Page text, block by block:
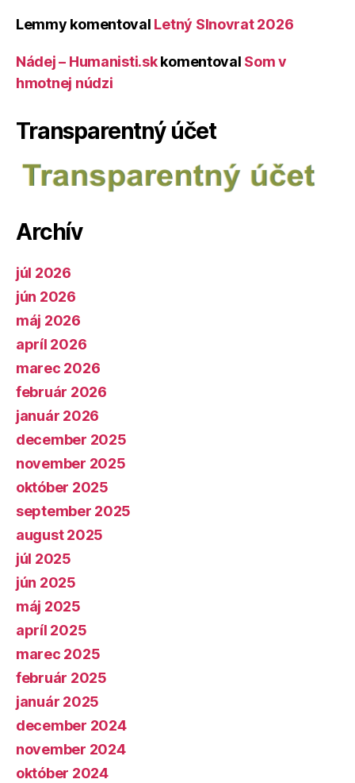
Lemmy komentoval Letný Slnovrat 2026
Nádej – Humanisti.skkomentoval Som v
hmotnej núdzi
Transparentný účet
Archív
júl 2026
jún 2026
máj 2026
apríl 2026
marec 2026
február 2026
január 2026
december 2025
november 2025
október 2025
september 2025
august 2025
júl 2025
jún 2025
máj 2025
apríl 2025
marec 2025
február 2025
január 2025
december 2024
november 2024
október 2024